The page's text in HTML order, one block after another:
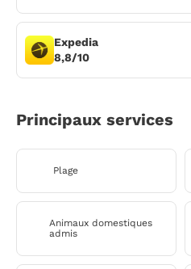
Expedia
8,8/10
Principaux services
Plage
Animaux domestiques
admis